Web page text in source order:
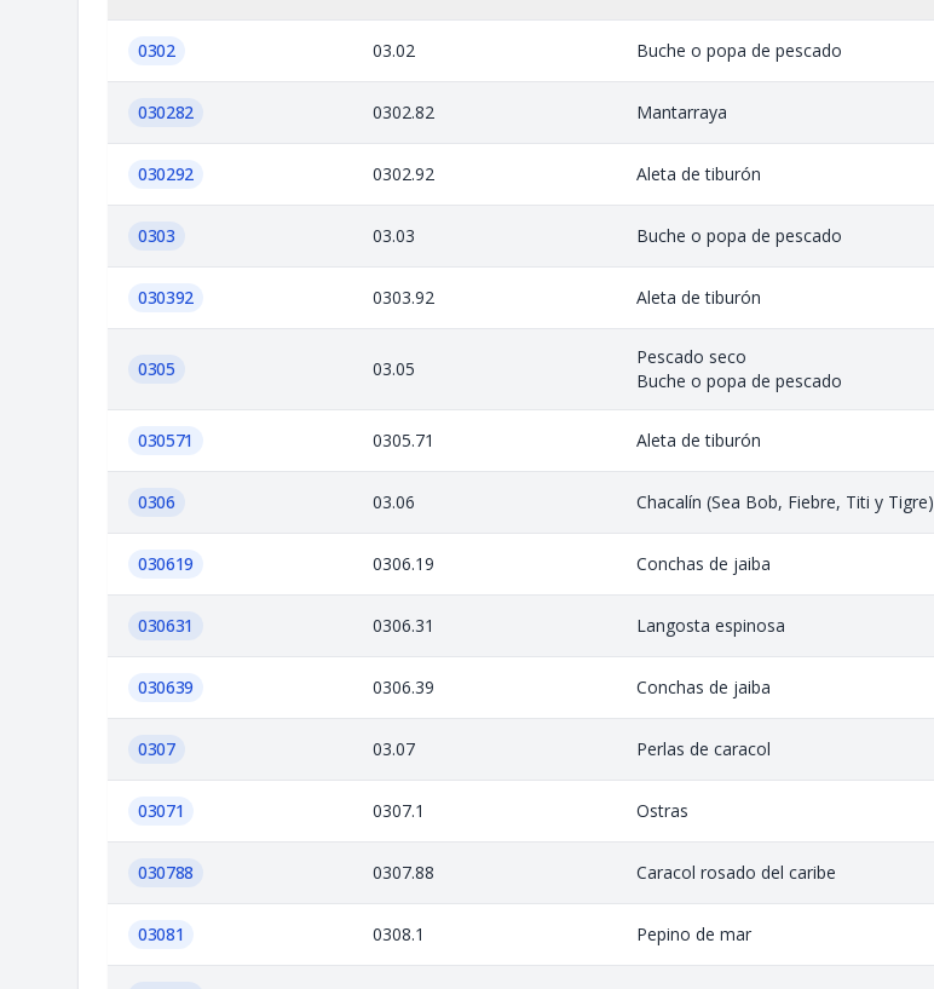
0302 03.02 Buche o popa de pescado
030282 0302.82 Mantarraya
030292 0302.92 Aleta de tiburón
0303 03.03 Buche o popa de pescado
030392 0303.92 Aleta de tiburón
0305 03.05
Pescado seco
Buche o popa de pescado
030571 0305.71 Aleta de tiburón
0306 03.06 Chacalín (Sea Bob, Fiebre, Titi y Tigre)
030619 0306.19 Conchas de jaiba
030631 0306.31 Langosta espinosa
030639 0306.39 Conchas de jaiba
0307 03.07 Perlas de caracol
03071 0307.1 Ostras
030788 0307.88 Caracol rosado del caribe
03081 0308.1 Pepino de mar